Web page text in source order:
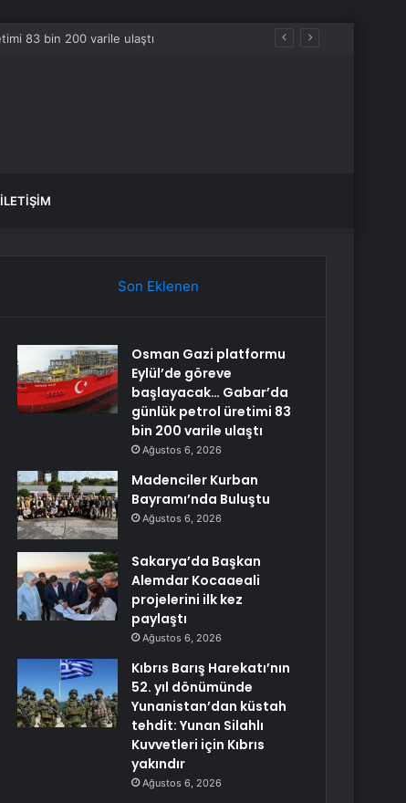
İLETIŞIM
Son Eklenen
Osman Gazi platformu
Eylül’de göreve
başlayacak… Gabar’da
günlük petrol üretimi 83
bin 200 varile ulaştı
Ağustos 6, 2026
Madenciler Kurban
Bayramı’nda Buluştu
Ağustos 6, 2026
Sakarya’da Başkan
Alemdar Kocaaeali
projelerini ilk kez
paylaştı
Ağustos 6, 2026
Kıbrıs Barış Harekatı’nın
52. yıl dönümünde
Yunanistan’dan küstah
tehdit: Yunan Silahlı
Kuvvetleri için Kıbrıs
yakındır
Ağustos 6, 2026